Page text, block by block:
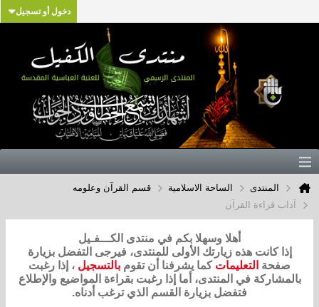
دخول أو تسجيل
المنتدى الساحة الاسلامية
قسم القرآن وعلومه
آداب قراءة القرآن
أهلا وسهلا بكم في منتدى الكـــفـيل
إذا كانت هذه زيارتك الأولى للمنتدى، فيرجى التفضل بزيارة
صفحة التعليمات كما يشرفنا أن تقوم بالتسجيل ، إذا رغبت
بالمشاركة في المنتدى، أما إذا رغبت بقراءة المواضيع والإطلاع
فتفضل بزيارة القسم الذي ترغب أدناه.